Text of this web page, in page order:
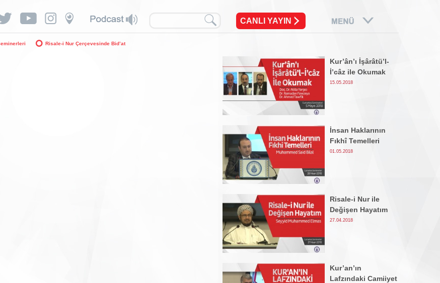
CANLI YAYIN
Risale-i Nur Çerçevesinde Bid’at
Kur’ân’ı İşârâtü’l-
İ’câz ile Okumak
15.05.2018
İnsan Haklarının
Fıkhî Temelleri
01.05.2018
Risale-i Nur ile
Değişen Hayatım
27.04.2018
Kur’an’ın
Lafzındaki Camiiyet